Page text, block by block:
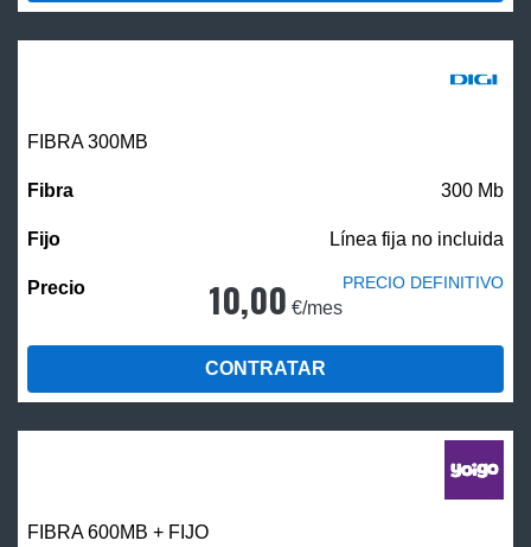
FIBRA 300MB
300 Mb
Línea fija no incluida
10,00 €/mes
PRECIO DEFINITIVO
CONTRATAR
FIBRA 600MB + FIJO